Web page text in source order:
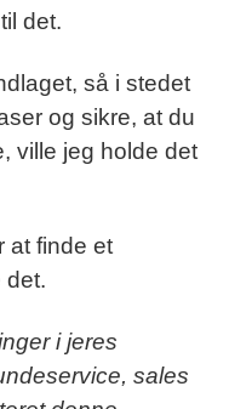
det.
så i stedet
og sikre, at du
ville jeg holde det
at finde et
det.
i jeres
sales